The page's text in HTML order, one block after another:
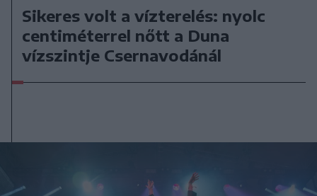
Sikeres volt a vízterelés: nyolc
centiméterrel nőtt a Duna
vízszintje Csernavodánál